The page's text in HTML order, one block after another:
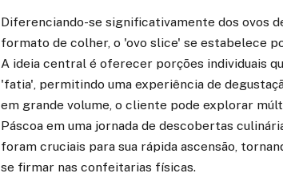
Diferenciando-se significativamente dos ovos
formato de colher, o 'ovo slice' se estabelece
A ideia central é oferecer porções individuais
'fatia', permitindo uma experiência de
em grande volume, o cliente pode explorar
Páscoa em uma jornada de descobertas
foram cruciais para sua rápida ascensão,
se firmar nas confeitarias físicas.